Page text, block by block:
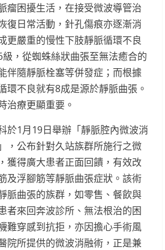
瘤困擾生活，在接受微波導管治
復日常活動，針孔傷痕亦逐漸消
更嚴重的慢性下肢靜脈循環不良
，從蜘蛛絲狀曲張至無法癒合的
伴隨靜脈栓塞等併發症；而根據
環不良就有8成是源於靜脈曲張。
治療更顯重要。
於1月19日舉辦「靜脈腔內微波消
，公布針對久站族群所施行之微
獲得廣大患者正面回饋，有效改
及浮腳筋等靜脈曲張症狀。該術
脈曲張的族群，如零售、餐飲與
者來回奔波診所、無法根治的困
難穿感到抗拒，亦因擔心手術風
院所提供的微波消融術，正是兼